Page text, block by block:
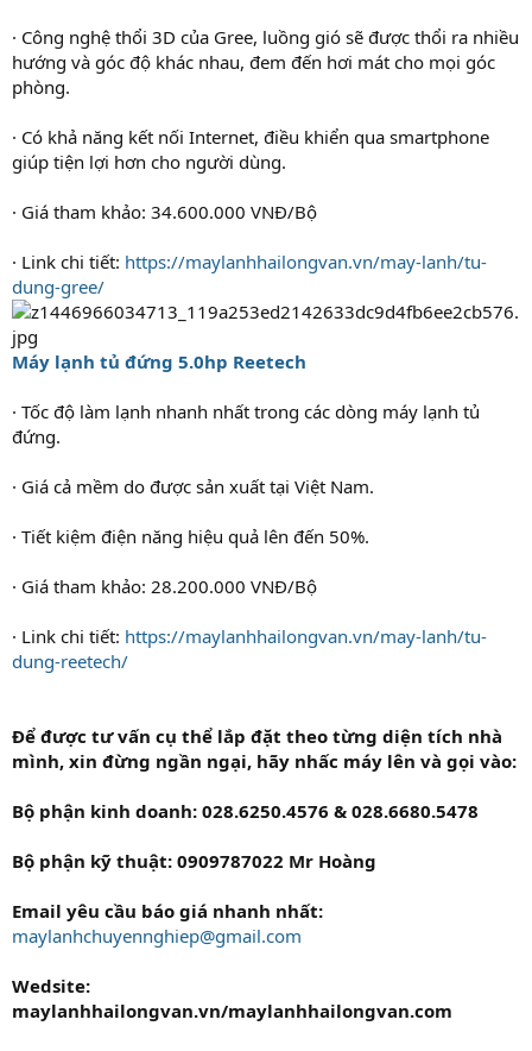
· Công nghệ thổi 3D của Gree, luồng gió sẽ được thổi ra nhiều
hướng và góc độ khác nhau, đem đến hơi mát cho mọi góc
phòng.
· Có khả năng kết nối Internet, điều khiển qua smartphone
giúp tiện lợi hơn cho người dùng.
· Giá tham khảo: 34.600.000 VNĐ/Bộ
· Link chi tiết: https://maylanhhailongvan.vn/may-lanh/tu-
dung-gree/
Máy lạnh tủ đứng 5.0hp Reetech
· Tốc độ làm lạnh nhanh nhất trong các dòng máy lạnh tủ
đứng.
· Giá cả mềm do được sản xuất tại Việt Nam.
· Tiết kiệm điện năng hiệu quả lên đến 50%.
· Giá tham khảo: 28.200.000 VNĐ/Bộ
· Link chi tiết: https://maylanhhailongvan.vn/may-lanh/tu-
dung-reetech/
Để được tư vấn cụ thể lắp đặt theo từng diện tích nhà
mình, xin đừng ngần ngại, hãy nhấc máy lên và gọi vào:
Bộ phận kinh doanh: 028.6250.4576 & 028.6680.5478
Bộ phận kỹ thuật: 0909787022 Mr Hoàng
Email yêu cầu báo giá nhanh nhất:
maylanhchuyennghiep@gmail.com
Wedsite:
maylanhhailongvan.vn/maylanhhailongvan.com